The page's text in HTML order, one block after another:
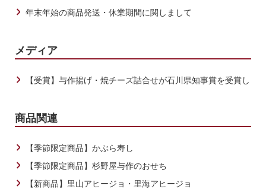
年末年始の商品発送・休業期間に関しまして
メディア
【受賞】与作揚げ・焼チーズ詰合せが石川県知事賞を受賞しま
商品関連
【季節限定商品】かぶら寿し
【季節限定商品】杉野屋与作のおせち
【新商品】里山アヒージョ・里海アヒージョ